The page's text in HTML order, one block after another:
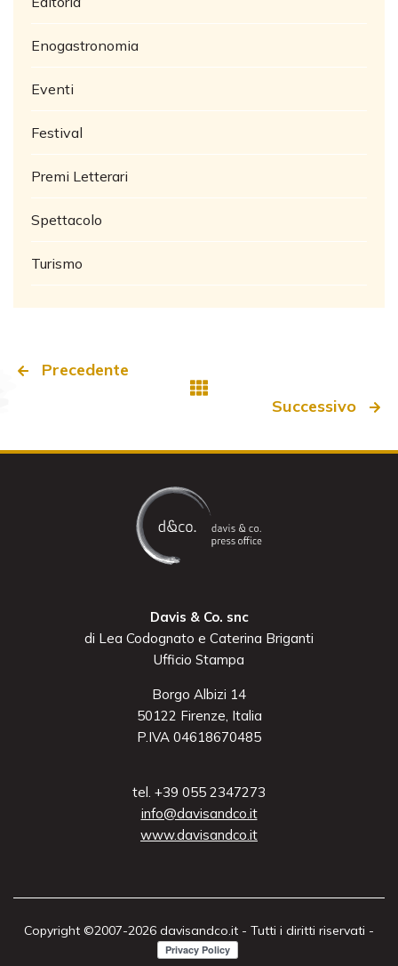
Enogastronomia
Eventi
Festival
Premi Letterari
Spettacolo
Turismo
Precedente
Successivo
Davis & Co. snc
di Lea Codognato e Caterina Briganti
Ufficio Stampa
Borgo Albizi 14
50122 Firenze, Italia
P.IVA 04618670485
tel. +39 055 2347273
info@davisandco.it
www.davisandco.it
Copyright ©2007-2026 davisandco.it - Tutti i diritti riservati -